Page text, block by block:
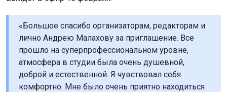
«Большое спасибо организаторам, редакторам и
лично Андрею Малахову за приглашение. Все
прошло на суперпрофессиональном уровне,
атмосфера в студии была очень душевной,
доброй и естественной. Я чувствовал себя
комфортно. Мне было очень приятно находиться